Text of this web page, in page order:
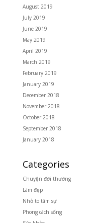
August 2019
July 2019
June 2019
May 2019
April 2019
March 2019
February 2019
January 2019
December 2018
November 2018
October 2018
September 2018
January 2018
Categories
Chuyện đời thường
Làm đẹp
Nhỏ to tâm sự
Phong cách sống